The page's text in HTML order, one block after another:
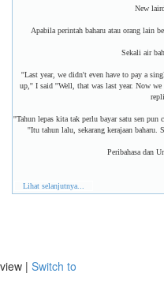
New
Apabila perintah baharu atau orang lain
Sekali air
''Last year, we didn't even have to pay a
up,'' I said ''Well, that was last year. Now
''Tahun lepas kita tak perlu bayar satu sen pun
''Itu tahun lalu, sekarang kerajaan baharu.
Peribahasa dan
Lihat selanjutnya...
view | Switch to